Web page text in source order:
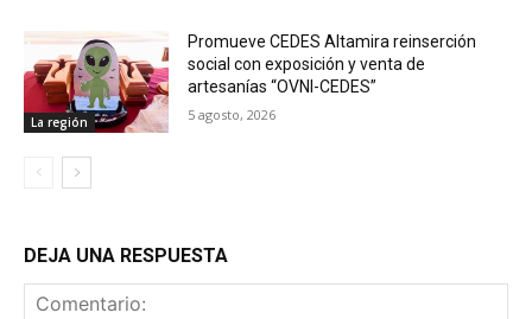
La región
Promueve CEDES Altamira reinserción
social con exposición y venta de
artesanías “OVNI-CEDES”
5 agosto, 2026
DEJA UNA RESPUESTA